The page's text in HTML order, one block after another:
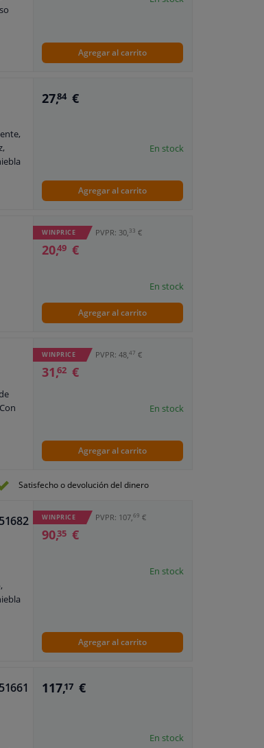
Agregar al carrito
27,84 €
En stock
Agregar al carrito
WINPRICE PVPR: 30, 33 €
20,49 €
En stock
Agregar al carrito
WINPRICE PVPR: 48, 47 €
31,62 €
En stock
Agregar al carrito
Satisfecho o devolución del dinero
WINPRICE PVPR: 107,69 €
90,35 €
En stock
Agregar al carrito
117,17 €
En stock